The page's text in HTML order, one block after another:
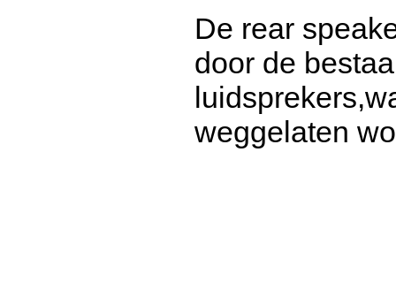
De rear
door de
weggelaten